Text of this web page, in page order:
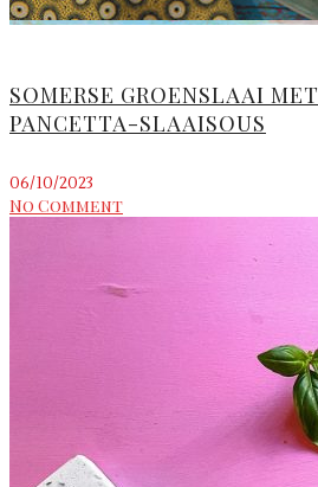
SOMERSE GROENSLAAI
PANCETTA-SLAAISOUS
06/10/2023
No Comment